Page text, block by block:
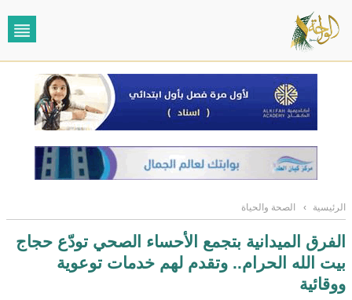
الرئيسية › الصحة والحياة
الفرق الميدانية بتجمع الأحساء الصحي تودّع حجاج
بيت الله الحرام.. وتقدم لهم خدمات توعوية
ووقائية